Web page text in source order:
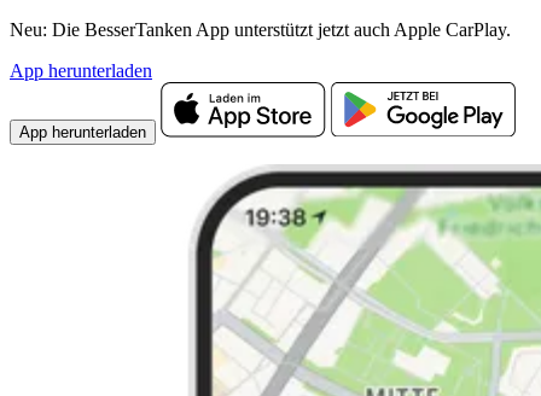
Neu: Die BesserTanken App unterstützt jetzt auch Apple CarPlay.
App herunterladen
App herunterladen